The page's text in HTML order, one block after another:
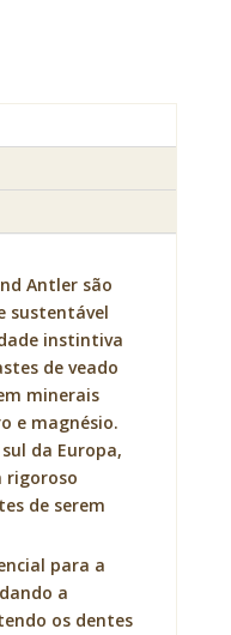
Antler são
sustentável
instintiva
de veado
minerais
e magnésio.
da Europa,
rigoroso
de serem
para a
a
os dentes